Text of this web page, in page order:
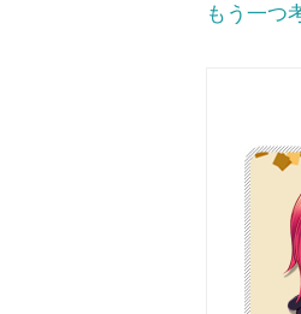
もう一つ